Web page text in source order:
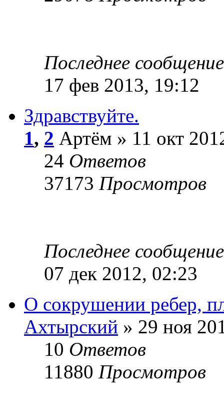
Последнее
17 фев 2013, 19:12
Здравствуйте.
1, 2 Артём » 11 окт
24 Ответов
37173 Просмотров
Последнее
07 дек 2012, 02:23
О сокрушении ребер,
Ахтырский » 29 ноя
10 Ответов
11880 Просмотров